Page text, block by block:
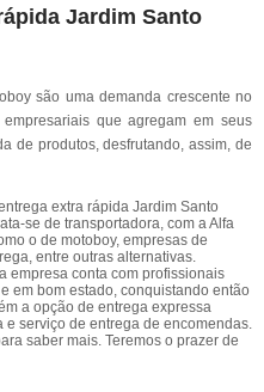
Jardim Santo
são uma demanda crescente no
que agregam em seus
de produtos, desfrutando, assim, de
extra rápida Jardim Santo
se de transportadora, com a Alfa
o de motoboy, empresas de
entre outras alternativas.
empresa conta com profissionais
em bom estado, conquistando então
a opção de entrega expressa
serviço de entrega de encomendas.
saber mais. Teremos o prazer de